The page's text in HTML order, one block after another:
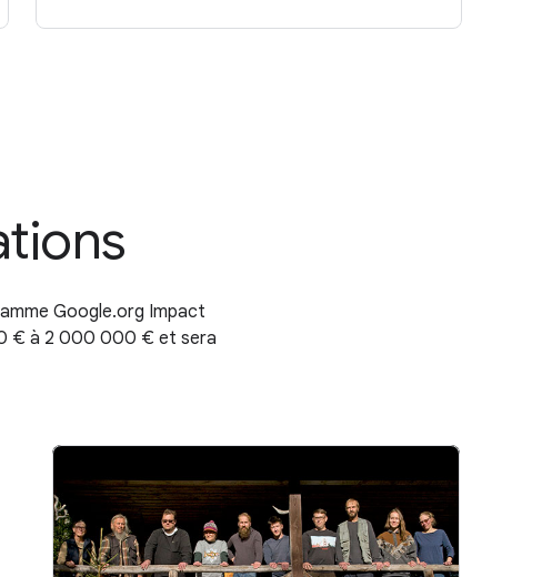
Google.org Impact
€ à 2 000 000 € et sera